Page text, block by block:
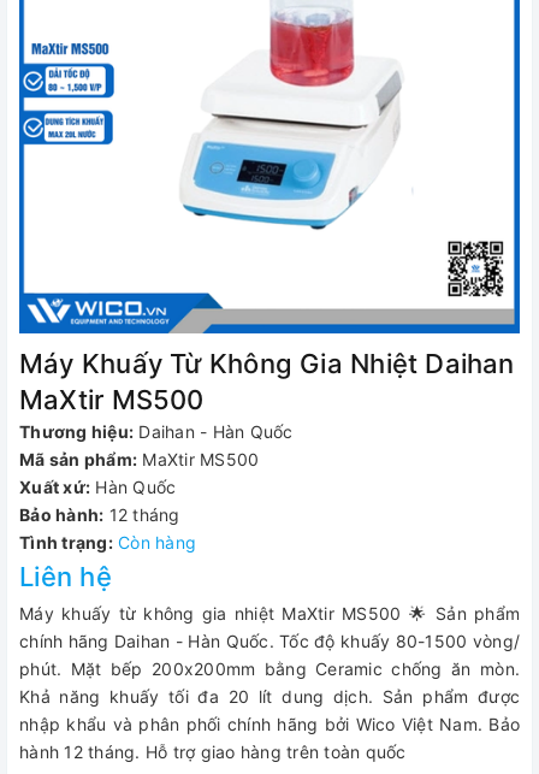
Máy Khuấy Từ Không Gia Nhiệt Daihan
MaXtir MS500
Thương hiệu: Daihan - Hàn Quốc
Mã sản phẩm: MaXtir MS500
Xuất xứ: Hàn Quốc
Bảo hành: 12 tháng
Tình trạng: Còn hàng
Liên hệ
Máy khuấy từ không gia nhiệt MaXtir MS500 🌟 Sản phẩm
chính hãng Daihan - Hàn Quốc. Tốc độ khuấy 80-1500 vòng/
phút. Mặt bếp 200x200mm bằng Ceramic chống ăn mòn.
Khả năng khuấy tối đa 20 lít dung dịch. Sản phẩm được
nhập khẩu và phân phối chính hãng bởi Wico Việt Nam. Bảo
hành 12 tháng. Hỗ trợ giao hàng trên toàn quốc